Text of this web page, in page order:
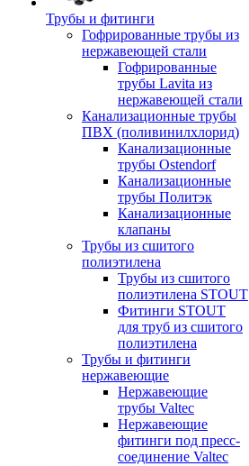
Трубы и фитинги
Гофрированные трубы из
нержавеющей стали
Гофрированные
трубы Lavita из
нержавеющей стали
Канализационные трубы
ПВХ (поливинилхлорид)
Канализационные
трубы Ostendorf
Канализационные
трубы Политэк
Канализационные
клапаны
Трубы из сшитого
полиэтилена
Трубы из сшитого
полиэтилена STOUT
Фитинги STOUT
для труб из сшитого
полиэтилена
Трубы и фитинги
нержавеющие
Нержавеющие
трубы Valtec
Нержавеющие
фитинги под пресс-
соединение Valtec